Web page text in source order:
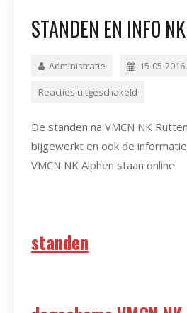
STANDEN EN INFO
Administratie 15-05-2016
Reacties uitgeschakeld
De standen na VMCN NK
bijgewerkt en ook de
VMCN NK Alphen staan online
standen